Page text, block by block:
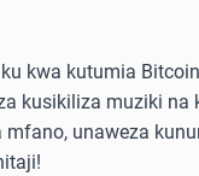
kwa kutumia
kusikiliza muziki na
unaweza